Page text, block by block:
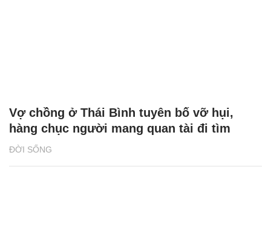
ĐỜI SỐNG
Vợ chồng ở Thái Bình tuyên bố vỡ hụi,
hàng chục người mang quan tài đi tìm